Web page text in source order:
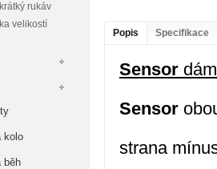
rukáv
velikostí
kolo
běh
Popis Specifikace
Sensor
Sensor
strana